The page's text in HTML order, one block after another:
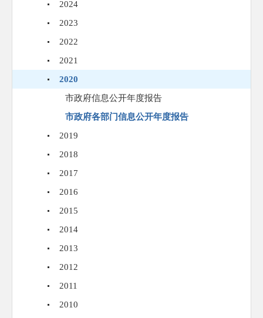
2024
2023
2022
2021
2020
市政府信息公开年度报告
市政府各部门信息公开年度报告
2019
2018
2017
2016
2015
2014
2013
2012
2011
2010